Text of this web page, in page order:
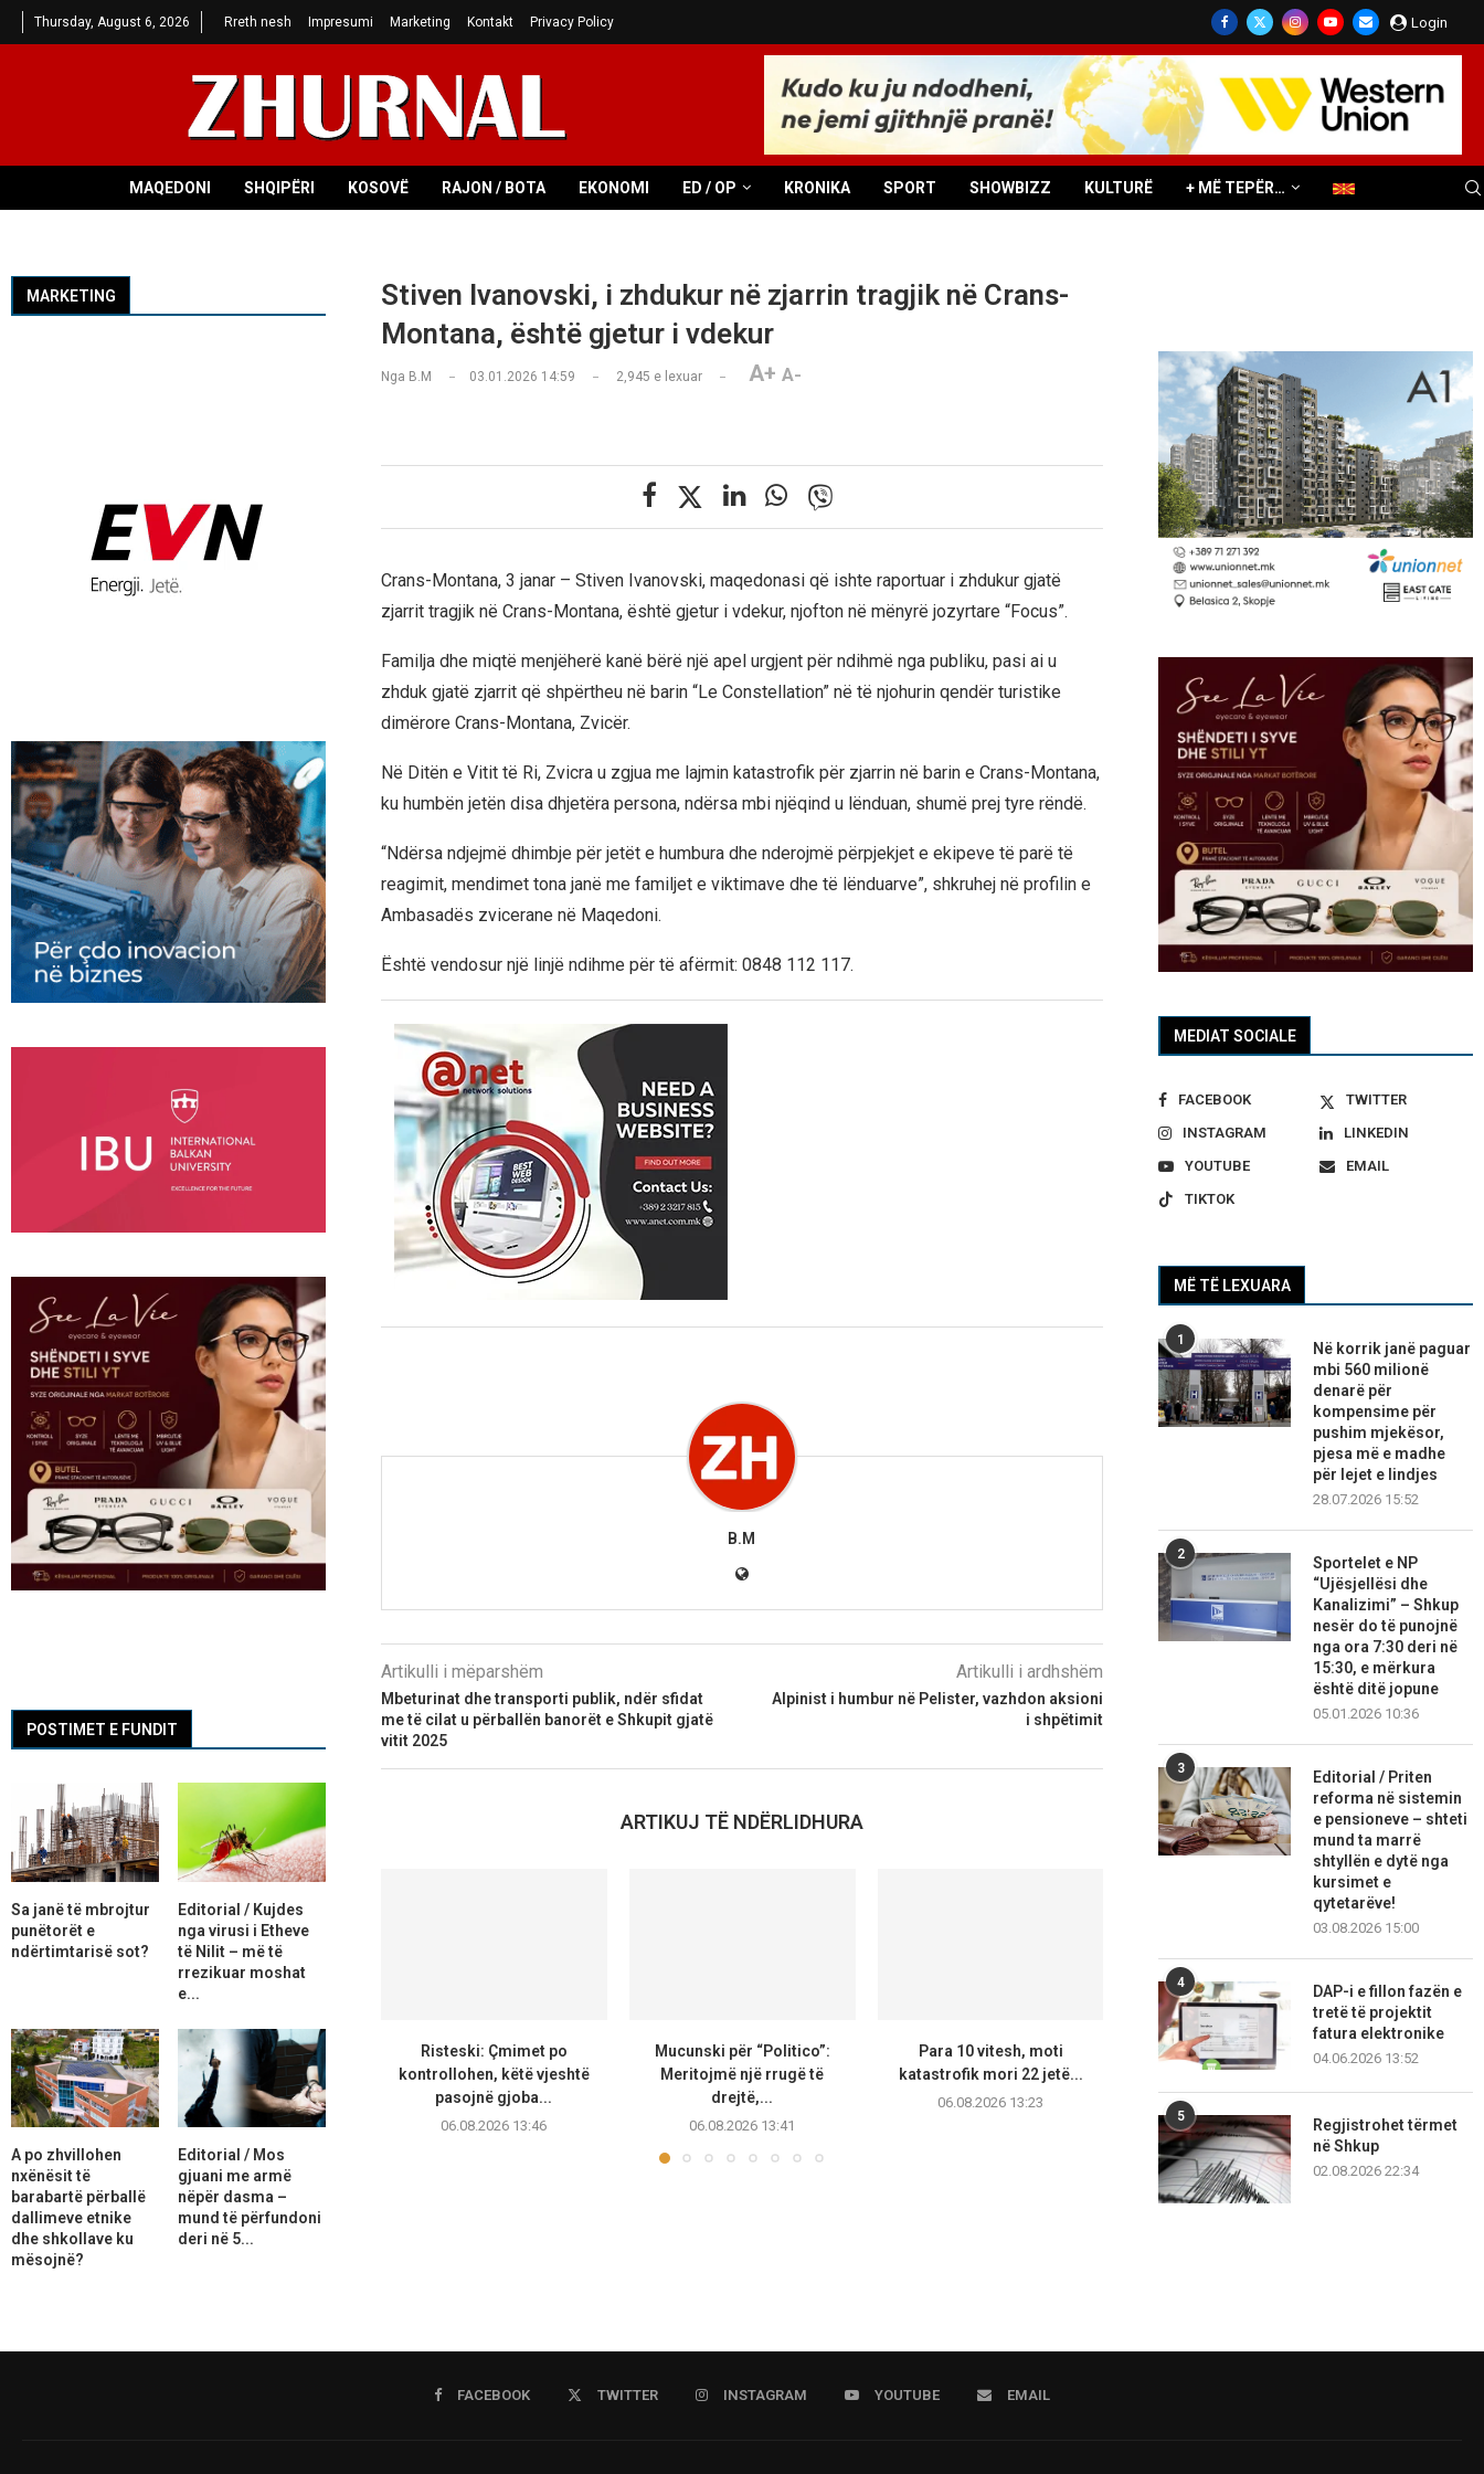
Thursday, August 6, 2026 Rreth nesh Impresumi Marketing Kontakt Privacy Policy Login
MAQEDONI SHQIPËRI KOSOVË RAJON / BOTA EKONOMI ED / OP KRONIKA SPORT SHOWBIZZ KULTURË + MË TEPËR…
Stiven Ivanovski, i zhdukur në zjarrin tragjik në Crans-
Montana, është gjetur i vdekur
Nga B.M 03.01.2026 14:59 2,945 e lexuar A+ A-
Crans-Montana, 3 janar – Stiven Ivanovski, maqedonasi që ishte raportuar i zhdukur gjatë
zjarrit tragjik në Crans-Montana, është gjetur i vdekur, njofton në mënyrë jozyrtare “Focus”.
Familja dhe miqtë menjëherë kanë bërë një apel urgjent për ndihmë nga publiku, pasi ai u
zhduk gjatë zjarrit që shpërtheu në barin “Le Constellation” në të njohurin qendër turistike
dimërore Crans-Montana, Zvicër.
Në Ditën e Vitit të Ri, Zvicra u zgjua me lajmin katastrofik për zjarrin në barin e Crans-Montana,
ku humbën jetën disa dhjetëra persona, ndërsa mbi njëqind u lënduan, shumë prej tyre rëndë.
“Ndërsa ndjejmë dhimbje për jetët e humbura dhe nderojmë përpjekjet e ekipeve të parë të
reagimit, mendimet tona janë me familjet e viktimave dhe të lënduarve”, shkruhej në profilin e
Ambasadës zvicerane në Maqedoni.
Është vendosur një linjë ndihme për të afërmit: 0848 112 117.
B.M
Artikulli i mëparshëm
Mbeturinat dhe transporti publik, ndër sfidat
me të cilat u përballën banorët e Shkupit gjatë
vitit 2025
Artikulli i ardhshëm
Alpinist i humbur në Pelister, vazhdon aksioni
i shpëtimit
ARTIKUJ TË NDËRLIDHURA
Risteski: Çmimet po
kontrollohen, këtë vjeshtë
pasojnë gjoba...
06.08.2026 13:46
Mucunski për “Politico”:
Meritojmë një rrugë të
drejtë,...
06.08.2026 13:41
Para 10 vitesh, moti
katastrofik mori 22 jetë...
06.08.2026 13:23
Andovski në takim me
HEMA‑ONKO: Organizatat e
pacientëve...
06.08.2026 13:19
Popov: Borxhi
MEDIAT SOCIALE
FACEBOOK
TWITTER
INSTAGRAM
LINKEDIN
YOUTUBE
EMAIL
TIKTOK
MË TË LEXUARA
1
Në korrik janë paguar
mbi 560 milionë
denarë për
kompensime për
pushim mjekësor,
pjesa më e madhe
për lejet e lindjes
28.07.2026 15:52
2
Sportelet e NP
“Ujësjellësi dhe
Kanalizimi” – Shkup
nesër do të punojnë
nga ora 7:30 deri në
15:30, e mërkura
është ditë jopune
05.01.2026 10:36
3
Editorial / Priten
reforma në sistemin
e pensioneve – shteti
mund ta marrë
shtyllën e dytë nga
kursimet e
qytetarëve!
03.08.2026 15:00
4
DAP-i e fillon fazën e
tretë të projektit
fatura elektronike
04.06.2026 13:52
5
Regjistrohet tërmet
në Shkup
02.08.2026 22:34
MARKETING
POSTIMET E FUNDIT
Sa janë të mbrojtur
punëtorët e
ndërtimtarisë sot?
Editorial / Kujdes
nga virusi i Etheve
të Nilit – më të
rrezikuar moshat
e...
A po zhvillohen
nxënësit të
barabartë përballë
dallimeve etnike
dhe shkollave ku
mësojnë?
Editorial / Mos
gjuani me armë
nëpër dasma –
mund të përfundoni
deri në 5...
FACEBOOK TWITTER INSTAGRAM YOUTUBE EMAIL